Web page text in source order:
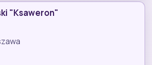
"Ksaweron"